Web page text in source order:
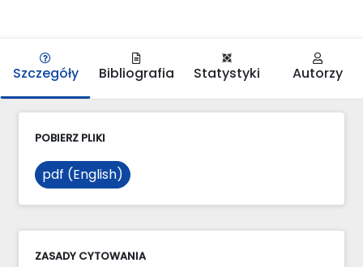
Szczegóły Bibliografia Statystyki Autorzy
POBIERZ PLIKI
pdf (English)
ZASADY CYTOWANIA